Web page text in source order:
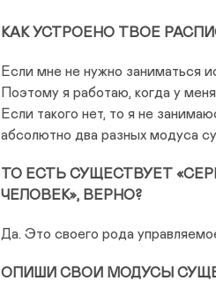
КАК УСТРОЕНО ТВОЕ
Если мне не нужно заниматься
Поэтому я работаю, когда у
Если такого нет, то я не
абсолютно два разных модуса
ТО ЕСТЬ СУЩЕСТВУЕТ
ЧЕЛОВЕК», ВЕРНО?
Да. Это своего рода
ОПИШИ СВОИ МОДУСЫ